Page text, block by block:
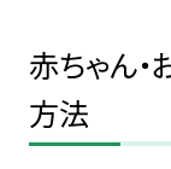
赤ちゃん
方法